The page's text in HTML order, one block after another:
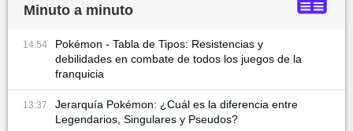
Minuto a minuto
14:54
Pokémon - Tabla de Tipos: Resistencias y
debilidades en combate de todos los juegos de la
franquicia
13:37
Jerarquía Pokémon: ¿Cuál es la diferencia entre
Legendarios, Singulares y Pseudos?